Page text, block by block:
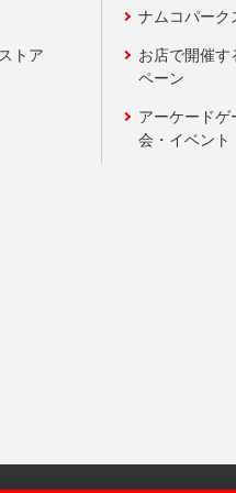
トア
ナムコパーク
お店で開催す
ペーン
アーケードゲ
会・イベント